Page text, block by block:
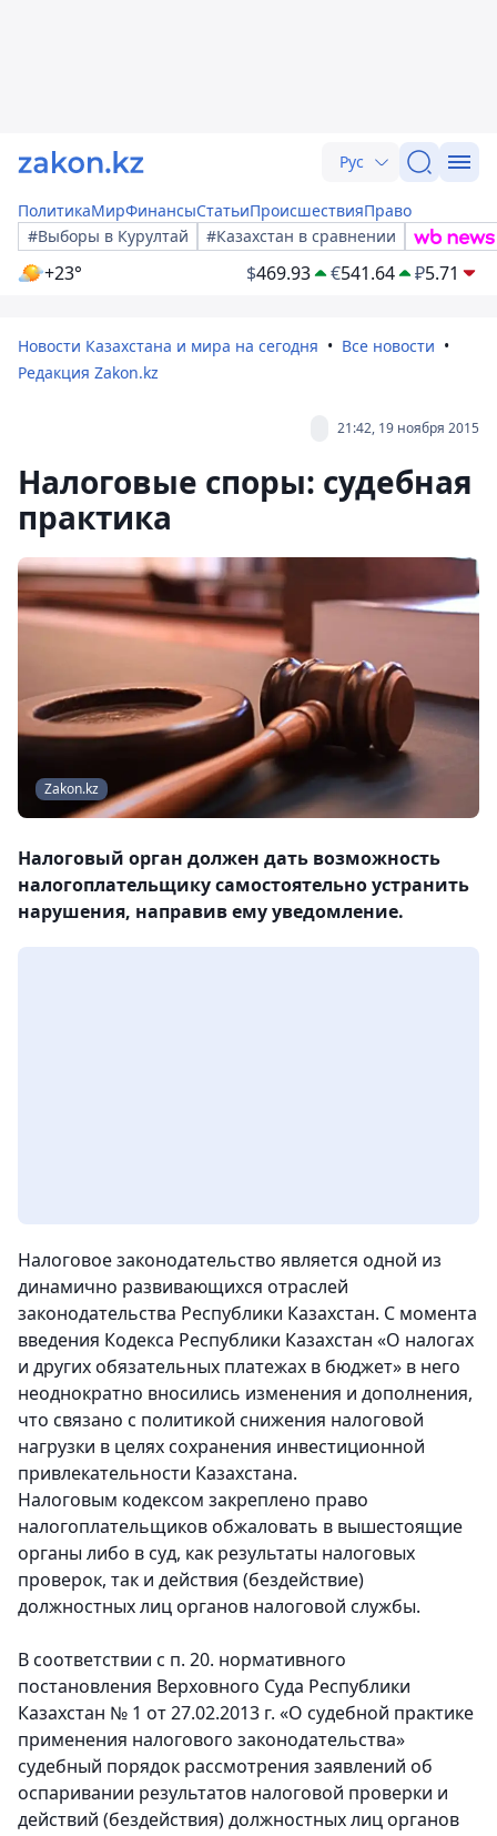
Рус
ПолитикаМирФинансыСтатьиПроисшествияПраво
#Выборы в Курултай
#Казахстан в сравнении
+23° $469.93 €541.64 ₽5.71
Новости Казахстана и мира на сегодня
Все новости
Редакция Zakon.kz
21:42, 19 ноября 2015
Налоговые споры: судебная
практика
Zakon.kz
Налоговый орган должен дать возможность
налогоплательщику самостоятельно устранить
нарушения, направив ему уведомление.
Налоговое законодательство является одной из
динамично развивающихся отраслей
законодательства Республики Казахстан. С момента
введения Кодекса Республики Казахстан «О налогах
и других обязательных платежах в бюджет» в него
неоднократно вносились изменения и дополнения,
что связано с политикой снижения налоговой
нагрузки в целях сохранения инвестиционной
привлекательности Казахстана.
Налоговым кодексом закреплено право
налогоплательщиков обжаловать в вышестоящие
органы либо в суд, как результаты налоговых
проверок, так и действия (бездействие)
должностных лиц органов налоговой службы.
В соответствии с п. 20. нормативного
постановления Верховного Суда Республики
Казахстан № 1 от 27.02.2013 г. «О судебной практике
применения налогового законодательства»
судебный порядок рассмотрения заявлений об
оспаривании результатов налоговой проверки и
действий (бездействия) должностных лиц органов